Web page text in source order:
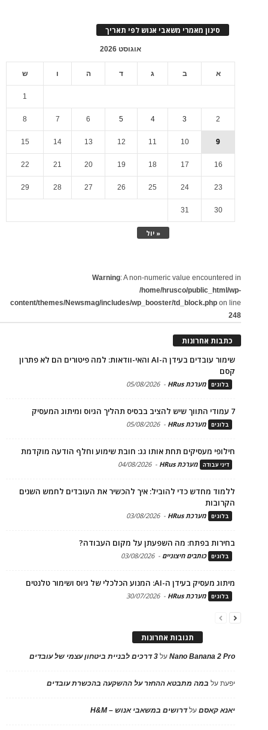
סינון מאמרי משאבי אנוש לפי תאריך
אוגוסט 2026
א ב ג ד ה ו ש
« יול
1
2
3
4
5
6
7
8
9
10
11
12
13
14
15
16
17
18
19
20
21
22
23
24
25
26
27
28
29
30
31
Warning: A non-numeric value encountered in
/home/hrusco/public_html/wp-
content/themes/Newsmag/includes/wp_booster/td_block.php on line
248
כתבות אחרונות
שימור עובדים בעידן ה-AI והאי-וודאות: למה פיטורים הם לא פתרון
קסם
בלוגים מערכת HRus -
05/08/2026
7 עמודי התווך שיש להציב בבסיס תהליך הגיוס ומיתוג המעסיק
בלוגים מערכת HRus -
05/08/2026
חילופי מעסיקים תחת אותו גג: חובת שימוע וחלף הודעה מוקדמת
דיני עבודה מערכת HRus -
04/08/2026
ללמוד מחדש כדי להוביל: איך להכשיר את העובדים לחמש השנים
הקרובות
בלוגים מערכת HRus -
03/08/2026
בחירות בפתח: מה השפעתן על מקום העבודה?
בלוגים כותבים חיצוניים -
03/08/2026
מיתוג מעסיק בעידן ה-AI: המנוע הכלכלי של גיוס ושימור טלנטים
בלוגים מערכת HRus -
30/07/2026
תגובות אחרונות
Nano Banana 2 Proעל 3 דרכים לבניית ביטחון עצמי של עובדים
יפעתעל במה מתבטא ההחזר על ההשקעה בהכשרת עובדים
יאנא קאסםעלדרושים במשאבי אנוש – H&M